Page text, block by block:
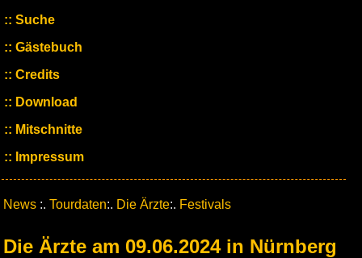
Suche
Gästebuch
Credits
Download
Mitschnitte
Impressum
News :. Tourdaten:. Die Ärzte:. Festivals
Die Ärzte am 09.06.2024 in Nürnberg